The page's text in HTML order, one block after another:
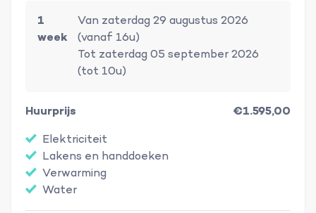
1
week
Van zaterdag 29 augustus 2026
(vanaf 16u)
Tot zaterdag 05 september 2026
(tot 10u)
Huurprijs
€1.595,00
Elektriciteit
Lakens en handdoeken
Verwarming
Water